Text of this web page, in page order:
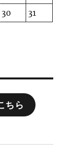
30 31
ちら